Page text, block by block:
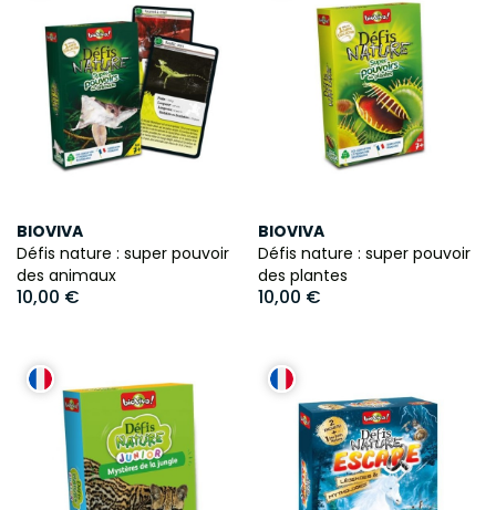
BIOVIVA
Défis nature : super pouvoir
des animaux
10,00 €
BIOVIVA
Défis nature : super pouvoir
des plantes
10,00 €